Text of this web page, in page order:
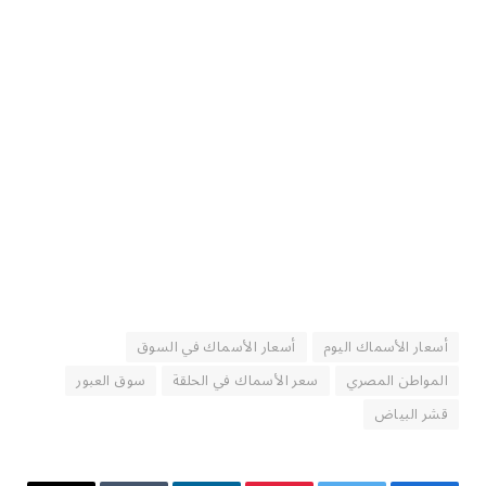
أسعار الأسماك اليوم
أسعار الأسماك في السوق
المواطن المصري
سعر الأسماك في الحلقة
سوق العبور
قشر البياض